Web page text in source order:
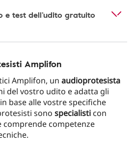
e test dell’udito gratuito
Amplifon
Amplifon, un audioprotesista
del vostro udito e adatta gli
base alle vostre specifiche
sono specialisti con
comprende competenze